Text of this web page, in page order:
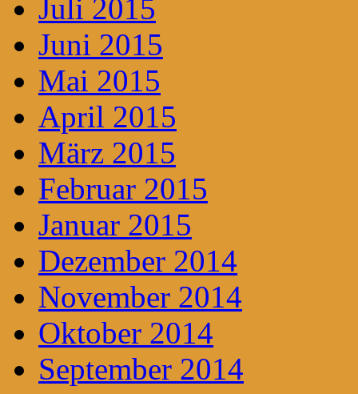
Juli 2015
Juni 2015
Mai 2015
April 2015
März 2015
Februar 2015
Januar 2015
Dezember 2014
November 2014
Oktober 2014
September 2014